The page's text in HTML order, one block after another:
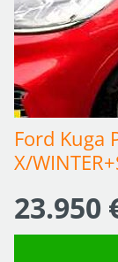
Ford Kuga
X/
23.950